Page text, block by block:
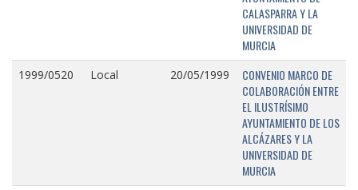
CALASPARRA Y LA
UNIVERSIDAD DE
MURCIA
1999/0520 Local 20/05/1999
CONVENIO MARCO DE
COLABORACIÓN ENTRE
EL ILUSTRÍSIMO
AYUNTAMIENTO DE LOS
ALCÁZARES Y LA
UNIVERSIDAD DE
MURCIA